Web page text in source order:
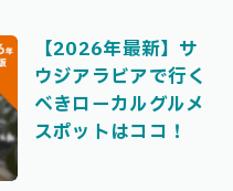
【2026年最新】サ
ウジアラビアで行く
べきローカルグルメ
スポットはココ！